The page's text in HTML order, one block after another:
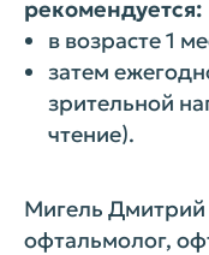
рекомендуется:
в возрасте 1
затем
зрительной
чтение).
Мигель
офтальмолог,